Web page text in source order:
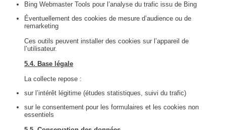
Bing Webmaster Tools pour l’analyse du trafic issu de Bing
Éventuellement des cookies de mesure d’audience ou de
remarketing
Ces outils peuvent installer des cookies sur l’appareil de
l’utilisateur.
5.4. Base légale
La collecte repose :
sur l’intérêt légitime (études statistiques, suivi du trafic)
sur le consentement pour les formulaires et les cookies non
essentiels